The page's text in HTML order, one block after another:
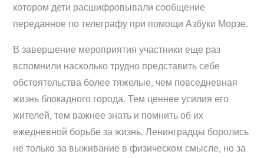
котором дети расшифровывали сообщение
переданное по телеграфу при помощи Азбуки Морзе.
В завершение мероприятия участники еще раз
вспомнили насколько трудно представить себе
обстоятельства более тяжелые, чем повседневная
жизнь блокадного города. Тем ценнее усилия его
жителей, тем важнее знать и помнить об их
ежедневной борьбе за жизнь. Ленинградцы боролись
не только за выживание в физическом смысле, но за